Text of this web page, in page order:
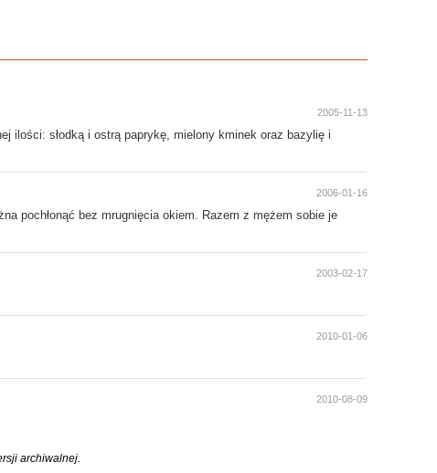
2005-11-13
ilości: słodką i ostrą paprykę, mielony kminek oraz bazylię i
2006-01-16
pochłonąć bez mrugnięcia okiem. Razem z mężem sobie je
2003-02-17
2010-01-06
2010-08-09
archiwalnej.